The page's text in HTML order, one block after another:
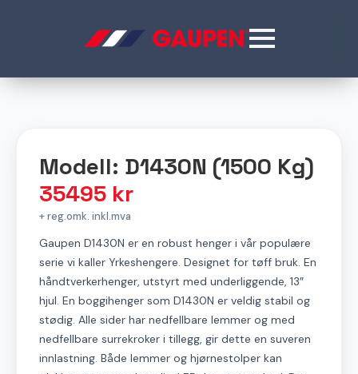
Modell: D1430N (1500 Kg)
35495 kr
+ reg.omk. inkl.mva
Gaupen D1430N er en robust henger i vår populære
serie vi kaller Yrkeshengere. Designet for tøff bruk. En
håndtverkerhenger, utstyrt med underliggende, 13″
hjul. En boggihenger som D1430N er veldig stabil og
stødig. Alle sider har nedfellbare lemmer og med
nedfellbare surrekroker i tillegg, gir dette en suveren
innlastning. Både lemmer og hjørnestolper kan